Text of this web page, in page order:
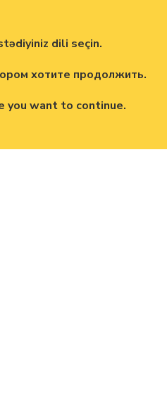
dili seçin.
хотите продолжить.
you want to continue.